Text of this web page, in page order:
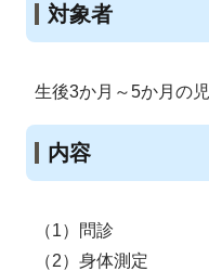
対象者
生後3か月～5か月の児
内容
（1）問診
（2）身体測定